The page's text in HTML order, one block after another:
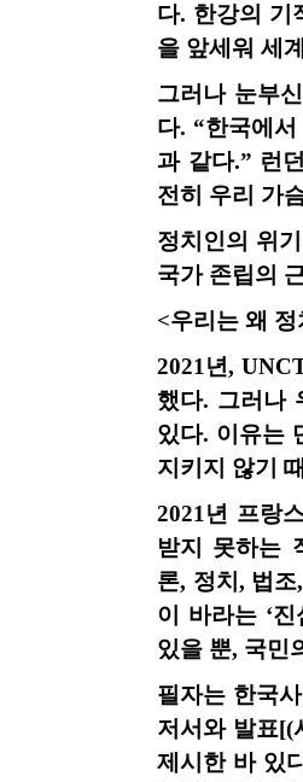
다. 한강의 기
을 앞세워 세
그러나 눈부
다. “한국에
과 같다.” 런
전히 우리 가
정치인의 위
국가 존립의
<우리는 왜
2021 년,
했다. 그러나
있다. 이유는
지키지 않기
2021 년 프랑
받지 못하는
론, 정치 , 법조,
이 바라는 ‘진
있을 뿐, 국민
필자는 한국
저서와 발표[(
제시한 바 있